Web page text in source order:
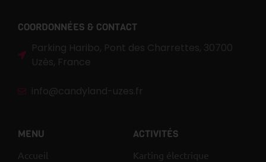
COORDONNÉES & CONTACT
Parking Haribo, Pont des Charrettes, 30700
Uzès, France
info@candyland-uzes.fr
MENU
Accueil
ACTIVITÉS
Karting électrique